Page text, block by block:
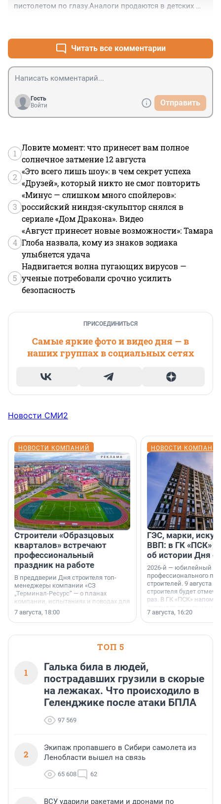
пистолетом по глазу.Аналоги продаются в детских
Читать все комментарии
Гость
Войти
Отправить
1
Ловите момент: что принесет вам полное
солнечное затмение 12 августа
2
«Это всего лишь шоу»: в чем секрет успеха
«Друзей», который никто не смог повторить
3
«Минус — слишком много спойлеров»:
российский ниндзя-скульптор снялся в
сериале «Дом Дракона». Видео
4
«Август принесет новые возможности»: Тамара
Глоба назвала, кому из знаков зодиака
улыбнется удача
5
Надвигается волна пугающих вирусов —
ученые потребовали срочно усилить
безопасность
ПРИСОЕДИНИТЬСЯ
Самые яркие фото и видео дня — в
наших группах в социальных сетях
Новости СМИ2
НОВОСТИ КОМПАНИЙ
Строители «Образцовых
кварталов» встречают
профессиональный
праздник на работе
В преддверии Дня строителя топ-
менеджеры компании «СЗ
„Терминал-Ресурс“ — о планах
компании, испытаниях и поводах для
осторожного оптимизма.
7 августа, 18:00
НОВОСТИ
ГЭС, марки,
ВВП: в ГК «ПСК»
об истории Дня
2026-й — юбилейный
профессионального
строителей. 9 августа
строителя будет
раз. В ГК «ПСК»
поменялась роль
7 августа, 16:20
ТОП 5
1
Галька била в людей,
пострадавших грузили в скорые
на лежаках. Что происходило в
Геленджике после атаки БПЛА
97 569
2
Экипаж пропавшего в Сибири самолета из
Ленобласти вышел на связь
65 608 62
ВСУ ударили ракетами и дронами по